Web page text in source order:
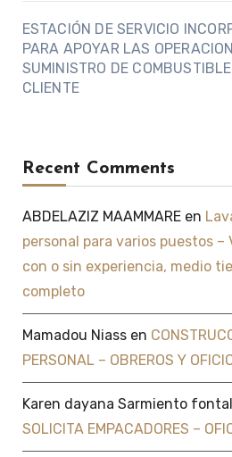
ESTACIÓN DE SERVICIO
PARA APOYAR LAS
SUMINISTRO DE
CLIENTE
Recent Comments
ABDELAZIZ MAAMMAREen
personal para varios puestos –
con o sin experiencia, medio
completo
Mamadou Niassen
PERSONAL – OBREROS Y
Karen dayana Sarmiento
SOLICITA EMPACADORES –